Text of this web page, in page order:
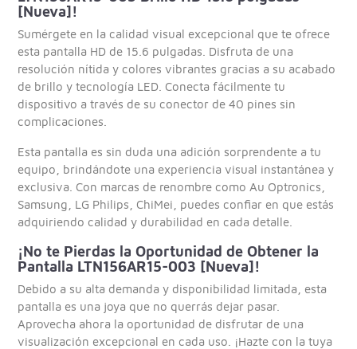
[Nueva]!
Sumérgete en la calidad visual excepcional que te ofrece
esta pantalla HD de 15.6 pulgadas. Disfruta de una
resolución nítida y colores vibrantes gracias a su acabado
de brillo y tecnología LED. Conecta fácilmente tu
dispositivo a través de su conector de 40 pines sin
complicaciones.
Esta pantalla es sin duda una adición sorprendente a tu
equipo, brindándote una experiencia visual instantánea y
exclusiva. Con marcas de renombre como Au Optronics,
Samsung, LG Philips, ChiMei, puedes confiar en que estás
adquiriendo calidad y durabilidad en cada detalle.
¡No te Pierdas la Oportunidad de Obtener la
Pantalla LTN156AR15-003 [Nueva]!
Debido a su alta demanda y disponibilidad limitada, esta
pantalla es una joya que no querrás dejar pasar.
Aprovecha ahora la oportunidad de disfrutar de una
visualización excepcional en cada uso. ¡Hazte con la tuya